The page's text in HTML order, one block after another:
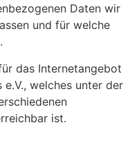
Daten wir
und für welche
das Internetangebot
welches unter der
ist.